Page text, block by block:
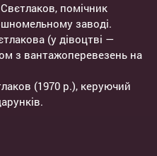
помічник
заводі.
(у дівоцтві —
з вантажоперевезень на
(1970 р.), керуючий